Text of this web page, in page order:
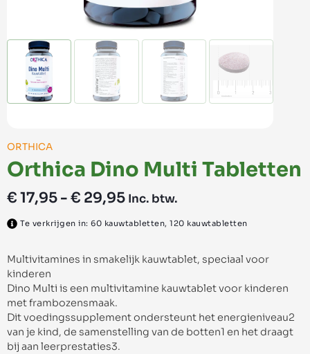
ORTHICA
Orthica Dino Multi Tabletten
€17,95-€ 29,95 Inc. btw.
Te verkrijgen in: 60 kauwtabletten, 120 kauwtabletten
Multivitamines in smakelijk kauwtablet, speciaal voor
kinderen
Dino Multi is een multivitamine kauwtablet voor kinderen
met frambozensmaak.
Dit voedingssupplement ondersteunt het energieniveau2
van je kind, de samenstelling van de botten1 en het draagt
bij aan leerprestaties3.